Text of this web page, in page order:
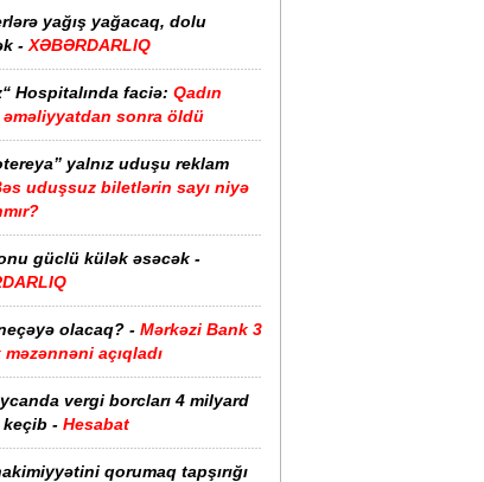
yağış yağacaq, dolu
- XƏBƏRDARLIQ
Hospitalında faciə: Qadın
sonra öldü
yalnız uduşu reklam
uduşsuz biletlərin sayı niyə
güclü külək əsəcək -
olacaq? - Mərkəzi Bank 3
açıqladı
vergi borcları 4 milyard
keçib - Hesabat
qorumaq tapşırığı